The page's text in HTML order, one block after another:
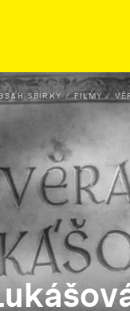
SBÍRKY FILMY